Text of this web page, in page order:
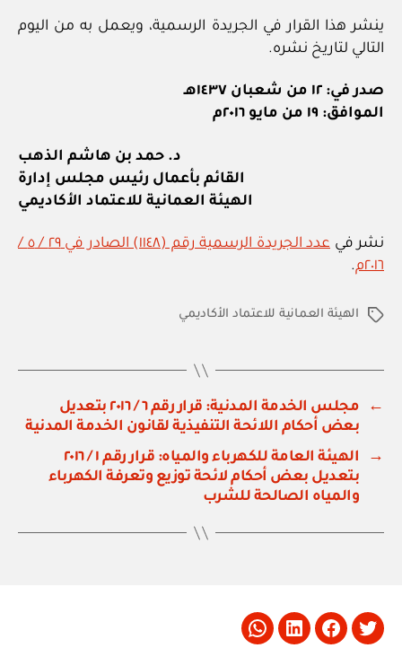
ينشر هذا القرار في الجريدة الرسمية، ويعمل به من اليوم
التالي لتاريخ نشره.
صدر في: ١٢ من شعبان ١٤٣٧هـ
الموافق: ١٩ من مايو ٢٠١٦م
د. حمد بن هاشم الذهب
القائم بأعمال رئيس مجلس إدارة
الهيئة العمانية للاعتماد الأكاديمي
نشر في
عدد الجريدة الرسمية رقم (١١٤٨) الصادر في ٢٩ / ٥ /
٢٠١٦م
.
الوسومالهيئة العمانية للاعتماد الأكاديمي
←
مجلس الخدمة المدنية: قرار رقم ٦ / ٢٠١٦ بتعديل
بعض أحكام اللائحة التنفيذية لقانون الخدمة المدنية
→
الهيئة العامة للكهرباء والمياه: قرار رقم ١ / ٢٠١٦
بتعديل بعض أحكام لائحة توزيع وتعرفة الكهرباء
والمياه الصالحة للشرب
Twitter
Facebook
LinkedIn
Whatsapp